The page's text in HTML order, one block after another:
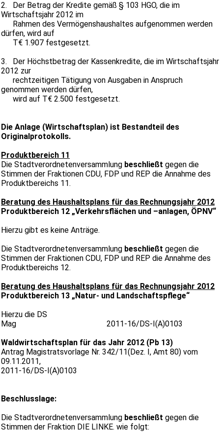
2. Der Betrag der Kredite gemäß § 103 HGO, die im
Wirtschaftsjahr 2012 im
Rahmen des Vermögenshaushaltes aufgenommen werden
dürfen, wird auf
T€ 1.907 festgesetzt.
3. Der Höchstbetrag der Kassenkredite, die im Wirtschaftsjahr
2012 zur
rechtzeitigen Tätigung von Ausgaben in Anspruch
genommen werden dürfen,
wird auf T€ 2.500 festgesetzt.
Die Anlage (Wirtschaftsplan) ist Bestandteil des
Originalprotokolls.
Produktbereich 11
Die Stadtverordnetenversammlung beschließt gegen die
Stimmen der Fraktionen CDU, FDP und REP die Annahme des
Produktbereichs 11.
Beratung des Haushaltsplans für das Rechnungsjahr 2012
Produktbereich 12 „Verkehrsflächen und –anlagen, ÖPNV“
Hierzu gibt es keine Anträge.
Die Stadtverordnetenversammlung beschließt gegen die
Stimmen der Fraktionen CDU, FDP und REP die Annahme des
Produktbereichs 12.
Beratung des Haushaltsplans für das Rechnungsjahr 2012
Produktbereich 13 „Natur- und Landschaftspflege“
Hierzu die DS
Mag 2011-16/DS-I(A)0103
Waldwirtschaftsplan für das Jahr 2012 (Pb 13)
Antrag Magistratsvorlage Nr. 342/11(Dez. I, Amt 80) vom
09.11.2011,
2011-16/DS-I(A)0103
Beschlusslage:
Die Stadtverordnetenversammlung beschließt gegen die
Stimmen der Fraktion DIE LINKE. wie folgt: